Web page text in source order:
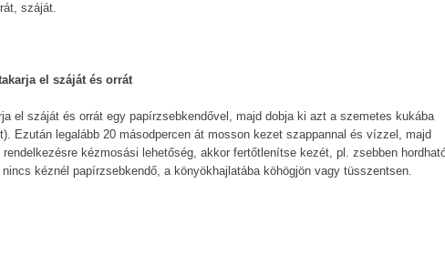
száját.
el száját és orrát
el száját és orrát egy papírzsebkendővel, majd dobja ki azt a szemetes kukába
Ezután legalább 20 másodpercen át mosson kezet szappannal és vízzel, majd
kézmosási lehetőség, akkor fertőtlenítse kezét, pl. zsebben
kéznél papírzsebkendő, a könyökhajlatába köhögjön vagy tüsszentsen.